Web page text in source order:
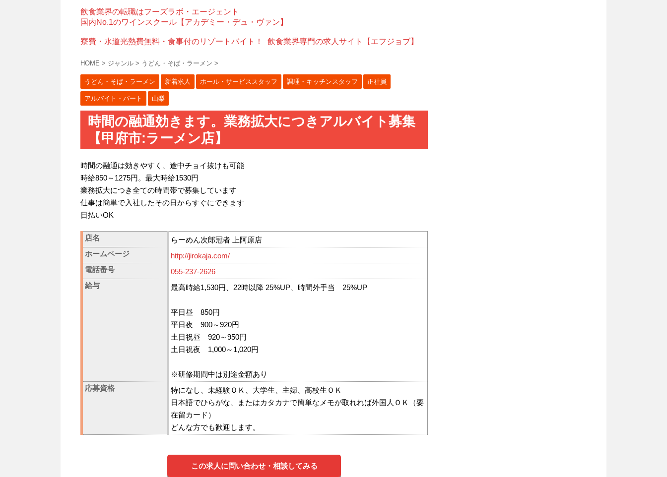
飲食業界の転職はフーズラボ・エージェント
国内No.1のワインスクール【アカデミー・デュ・ヴァン】
寮費・水道光熱費無料・食事付のリゾートバイト！ 飲食業界専門の求人サイト【エフジョブ】
HOME > ジャンル > うどん・そば・ラーメン >
うどん・そば・ラーメン 新着求人 ホール・サービススタッフ 調理・キッチンスタッフ 正社員
アルバイト・パート 山梨
時間の融通効きます。業務拡大につきアルバイト募集
【甲府市:ラーメン店】
時間の融通は効きやすく、途中チョイ抜けも可能
時給850～1275円。最大時給1530円
業務拡大につき全ての時間帯で募集しています
仕事は簡単で入社したその日からすぐにできます
日払いOK
店名
らーめん次郎冠者 上阿原店
ホームページ
http://jirokaja.com/
電話番号
055-237-2626
給与
最高時給1,530円、22時以降 25%UP、時間外手当 25%UP
平日昼 850円
平日夜 900～920円
土日祝昼 920～950円
土日祝夜 1,000～1,020円
※研修期間中は別途金額あり
応募資格
特になし、未経験ＯＫ、大学生、主婦、高校生ＯＫ
日本語でひらがな、またはカタカナで簡単なメモが取れれば外国人ＯＫ（要
在留カード）
どんな方でも歓迎します。
この求人に問い合わせ・相談してみる